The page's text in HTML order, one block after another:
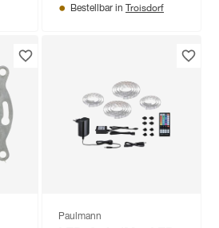
Bestellbar in Troisdorf
Paulmann